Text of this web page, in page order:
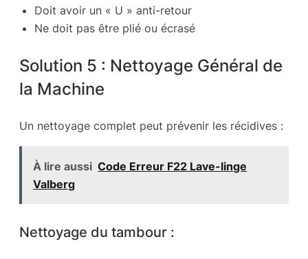
Doit avoir un « U » anti-retour
Ne doit pas être plié ou écrasé
Solution 5 : Nettoyage Général de
la Machine
Un nettoyage complet peut prévenir les récidives :
À lire aussi Code Erreur F22 Lave-linge
Valberg
Nettoyage du tambour :